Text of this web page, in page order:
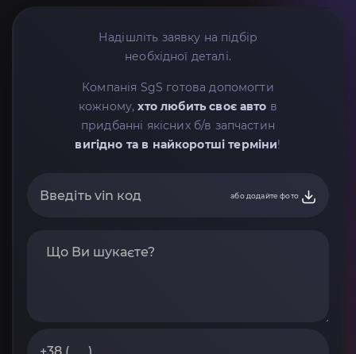
Надішліть заявку на підбір
необхідної деталі.
Компанія SgS готова допомогти
кожному,хто любить своє авто в
придбанні якісних б/в запчастин
вигідно та в найкоротші терміни!
або додайте фото